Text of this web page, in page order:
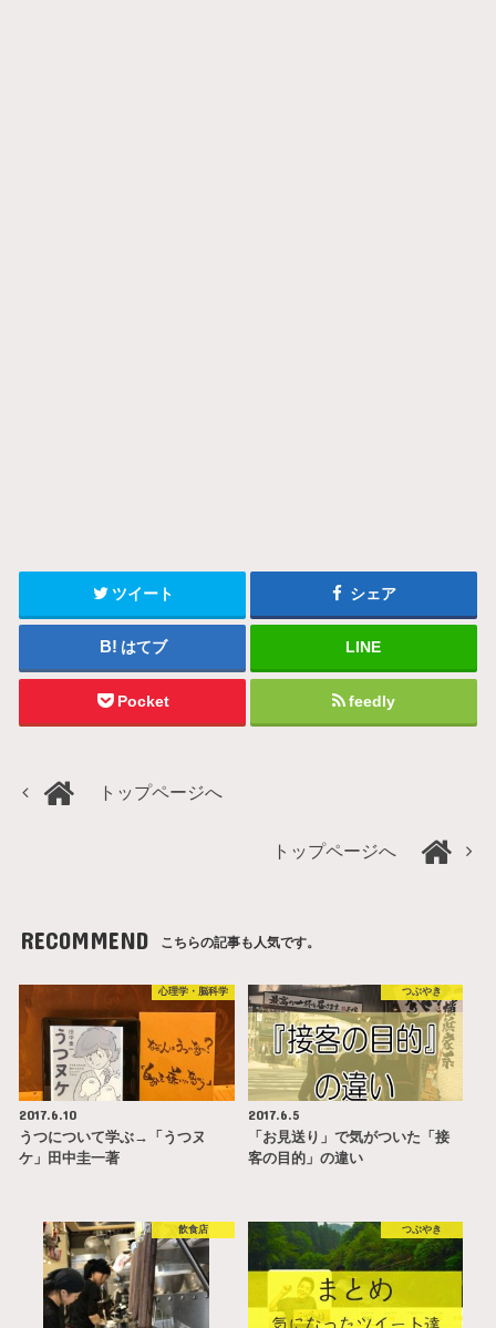
ツイート シェア
はてブ LINE
Pocket feedly
トップページへ
トップページへ
RECOMMEND こちらの記事も人気です。
心理学・脳科学
2017.6.10
うつについて学ぶ→「うつヌ
ケ」田中圭一著
つぶやき
2017.6.5
「お見送り」で気がついた「接
客の目的」の違い
飲食店 つぶやき